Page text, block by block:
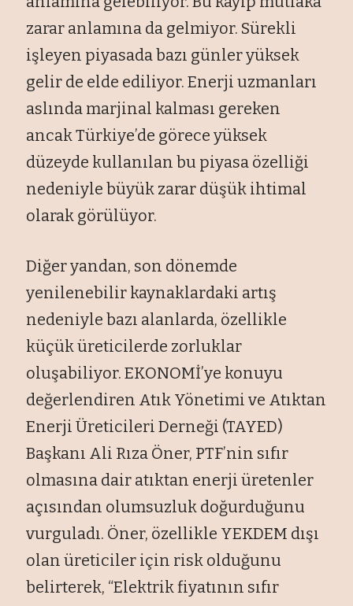
zarar anlamına da gelmiyor. Sürekli
işleyen piyasada bazı günler yüksek
gelir de elde ediliyor. Enerji uzmanları
aslında marjinal kalması gereken
ancak Türkiye’de görece yüksek
düzeyde kullanılan bu piyasa özelliği
nedeniyle büyük zarar düşük ihtimal
olarak görülüyor.
Diğer yandan, son dönemde
yenilenebilir kaynaklardaki artış
nedeniyle bazı alanlarda, özellikle
küçük üreticilerde zorluklar
oluşabiliyor. EKONOMİ’ye konuyu
değerlendiren Atık Yönetimi ve Atıktan
Enerji Üreticileri Derneği (TAYED)
Başkanı Ali Rıza Öner, PTF’nin sıfır
olmasına dair atıktan enerji üretenler
açısından olumsuzluk doğurduğunu
vurguladı. Öner, özellikle YEKDEM dışı
olan üreticiler için risk olduğunu
belirterek, “Elektrik fiyatının sıfır